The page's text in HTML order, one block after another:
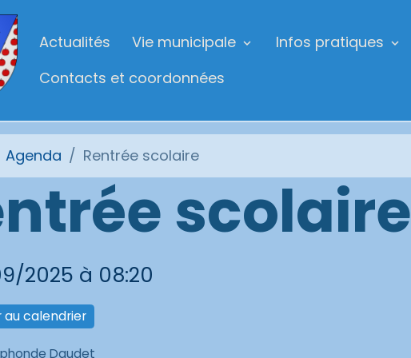
Actualités Vie municipale Infos pratiques
Contacts et coordonnées
Agenda Rentrée scolaire
scolaire
2025 à 08:20
au calendrier
Daudet